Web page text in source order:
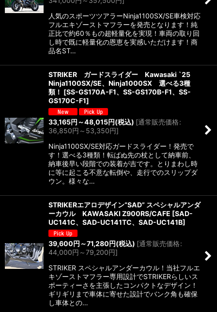
人気のスポーツツアラーNinja1100SX/SE車検対応
フルエキゾーストマフラーを発売となります！純
正比で約60％もの超軽量化を実現！車両の取り回
し時で既に軽量化の恩恵を実感いただけます！商
品名ST…
STRIKER ガードスライダー Kawasaki `25
Ninja1100SX/SE、Ninja1000SX 選べる3種
類！ [SS-GS170A-F1、SS-GS170B-F1、SS-
GS170C-F1]
33,165円 ～48,015円(税込) [通常販売価格:
36,850円 ～53,350円]
Ninja1100SX/SE対応ガードスライダー！発売で
す！選べる3種類！転ばぬ先の杖として納車前、
納車後早い段階での装着が吉です。とりまわし時
に等に起こる不意な転倒や、走行でのスリップダ
ウン。様々な…
STRIKERエアロデザイン“SAD” スペシャルアンダ
ーカウル KAWASAKI Z900RS/CAFE [SAD-
UC141C、SAD-UC141TC、SAD-UC141B]
39,600円 ～71,280円(税込) [通常販売価格:
44,000円 ～79,200円]
STRIKER スペシャルアンダーカウル！当社フルエ
キゾーストマフラー専用設計でSTRIKERらしいス
ポーティーさを主張したコンパクトなデザイン！
ギリギリまで車体に寄せた設計でバンク角も確保
し車体との…